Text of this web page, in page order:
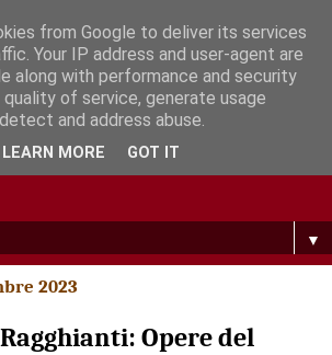
▼
2023
Opere del
from Google to deliver its services
Your IP address and user-agent are
along with performance and security
of service, generate usage
and address abuse.
LEARN MORE GOT IT